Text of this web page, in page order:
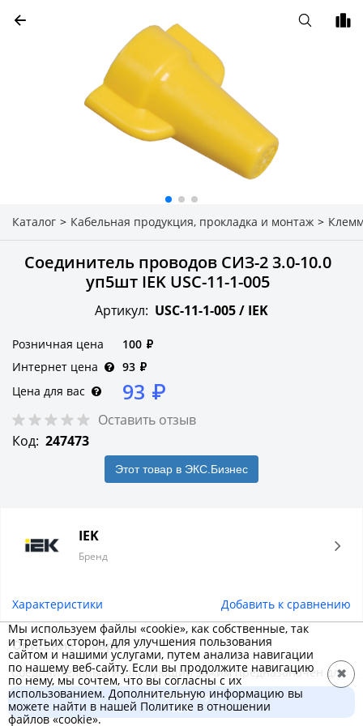
Каталог > Кабельная продукция, прокладка и монтаж >
Соединитель проводов СИЗ-2 3.0-10.0
уп5шт IEK USC-11-1-005
Артикул: USC-11-1-005 / IEK
Розничная цена 100 ₽
Интернет цена
93 ₽
Цена для вас
93 ₽
Оставить отзыв
Код: 247473
Этот товар в ЭКС.Бизнес
IEK
Бренд
Характеристики Добавить к сравнению
Описание товара
Соединительный изолирующий зажим предназаначен для
соединения, фиксации и изоляции медных проводов.
В корзину
93 ₽
Мы используем файлы «cookie», как собственные, так
и третьих сторон, для улучшения пользования
сайтом и нашими услугами, путем анализа навигации
по нашему веб-сайту. Если вы продолжите навигацию
по нему, мы сочтем, что вы согласны с их
использованием. Дополнительную информацию вы
можете найти в нашей Политике в отношении
файлов «cookie».
✖